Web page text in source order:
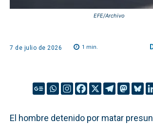
EFE/Archivo
7 de julio de 2026 1 min.
El hombre detenido por matar